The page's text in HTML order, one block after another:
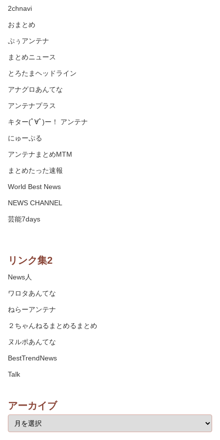
2chnavi
おまとめ
ぷぅアンテナ
まとめニュース
とろたまヘッドライン
アナグロあんてな
アンテナプラス
キター(ﾟ∀ﾟ)ー！ アンテナ
にゅーぷる
アンテナまとめMTM
まとめたった速報
World Best News
NEWS CHANNEL
芸能7days
リンク集2
News人
ワロタあんてな
ねらーアンテナ
２ちゃんねるまとめるまとめ
ヌルポあんてな
BestTrendNews
Talk
アーカイブ